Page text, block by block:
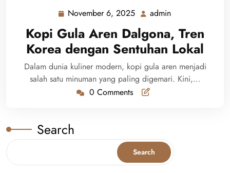
November 6, 2025 November
6,
2025
admin
Kopi Gula Aren Dalgona, Tren
Korea dengan Sentuhan Lokal
Dalam dunia kuliner modern, kopi gula aren menjadi
salah satu minuman yang paling digemari. Kini,…
0 Comments
Search
Search